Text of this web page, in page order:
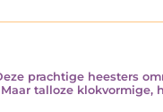
prachtige heesters
talloze klokvormige,